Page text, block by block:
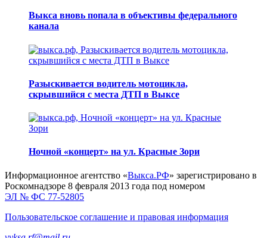
Выкса вновь попала в объективы федерального
канала
Разыскивается водитель мотоцикла,
скрывшийся с места ДТП в Выксе
Ночной «концерт» на ул. Красные Зори
Информационное агентство «Выкса.РФ» зарегистрировано в
Роскомнадзоре 8 февраля 2013 года под номером
ЭЛ № ФС 77-52805
Пользовательское соглашение и правовая информация